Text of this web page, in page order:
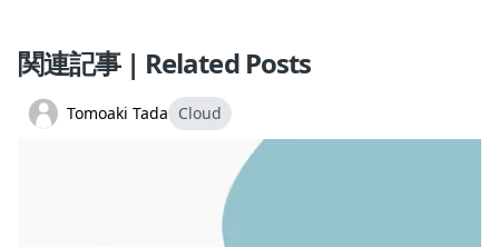
関連記事 | Related Posts
Tomoaki Tada Cloud